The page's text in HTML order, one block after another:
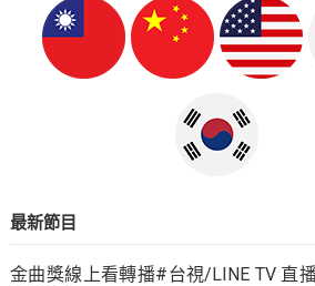
最新節目
金曲獎線上看轉播#台視/LINE TV 直